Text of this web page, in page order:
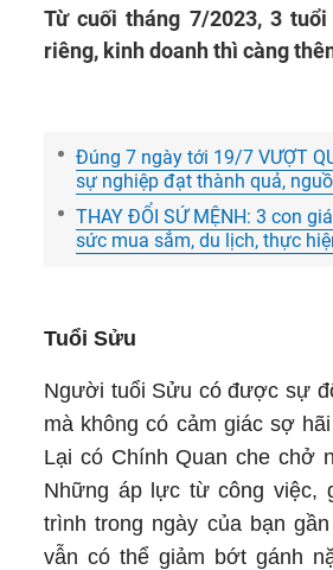
Từ cuối tháng 7/2023, 3
riêng, kinh doanh thì càng
Đúng 7 ngày tới 19/7 VƯỢT
sự nghiệp đạt thành quả,
THAY ĐỔI SỨ MỆNH: 3 con
sức mua sắm, du lịch, thực
Tuổi Sửu
Người tuổi Sửu có được sự
mà không có cảm giác sợ
Lại có Chính Quan che chở
Những áp lực từ công việc,
trình trong ngày của bạn
vẫn có thể giảm bớt gánh